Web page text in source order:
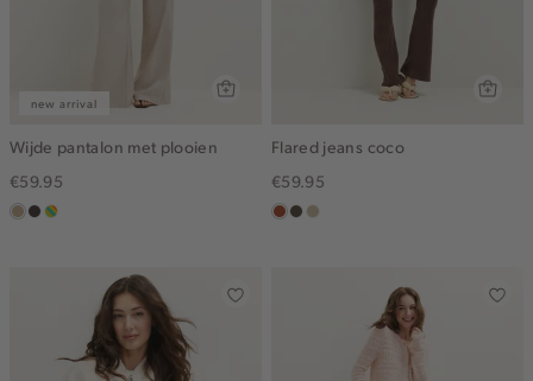
new arrival
Wijde pantalon met plooien
€59.95
zandchocomeerkleurig
Flared jeans coco
€59.95
bruin
donkerkhaki
lichtzand